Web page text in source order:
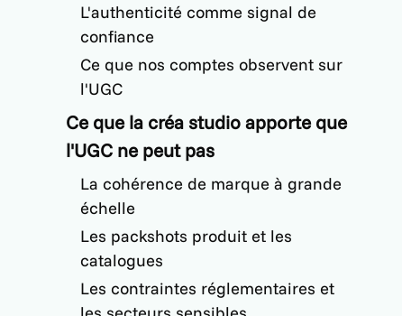
L'authenticité comme signal de
confiance
Ce que nos comptes observent sur
l'UGC
Ce que la créa studio apporte que
l'UGC ne peut pas
La cohérence de marque à grande
échelle
Les packshots produit et les
catalogues
Les contraintes réglementaires et